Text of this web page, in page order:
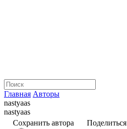
Главная Авторы
nastyaas
nastyaas
Сохранить автора
Поделиться